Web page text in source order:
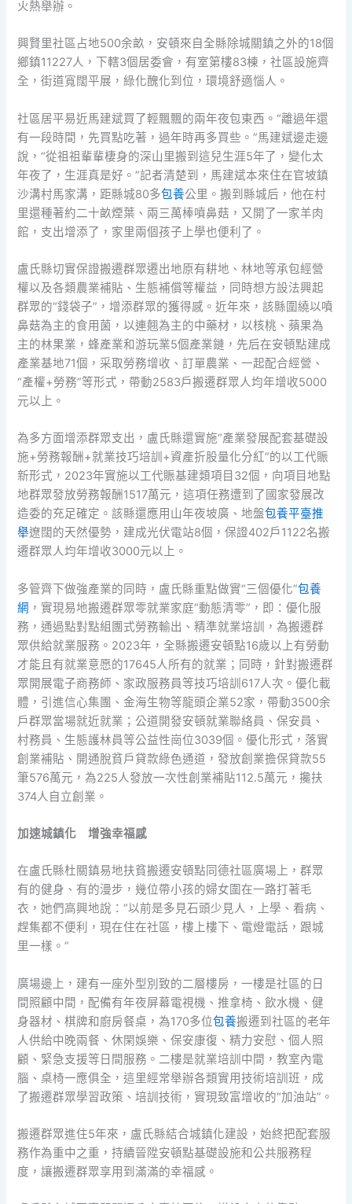
火熱舉辦。
興賢里社區占地500余畝，安頓來自全縣除城關鎮之外的18個
鄉鎮11227人，下轄3個居委會，有室第樓83棟，社區設施齊
全，街道寬闊平展，綠化醜化到位，環境舒適惱人。
社區居平易近馬建斌買了輕飄飄的兩年夜包東西。“離過年還
有一段時間，先買點吃著，過年時再多買些。”馬建斌邊走邊
說，“從祖祖輩輩棲身的深山里搬到這兒生涯5年了，變化太
年夜了，生涯真是好。”記者清楚到，馬建斌本來住在官坡鎮
沙溝村馬家溝，距縣城80多包養公里。搬到縣城后，他在村
里還種著約二十畝煙葉、兩三萬棒噴鼻菇，又開了一家羊肉
館，支出增添了，家里兩個孩子上學也便利了。
盧氏縣切實保證搬遷群眾遷出地原有耕地、林地等承包經營
權以及各類農業補貼、生態補償等權益，同時想方設法興起
群眾的“錢袋子”，增添群眾的獲得感。近年來，該縣圍繞以噴
鼻菇為主的食用菌，以連翹為主的中藥材，以核桃、蘋果為
主的林果業，蜂產業和游玩業5個產業鏈，先后在安頓點建成
產業基地71個，采取勞務增收、訂單農業、一起配合經營、
“產權+勞務”等形式，帶動2583戶搬遷群眾人均年增收5000
元以上。
為多方面增添群眾支出，盧氏縣還實施“產業發展配套基礎設
施+勞務報酬+就業技巧培訓+資產折股量化分紅”的以工代賑
新形式，2023年實施以工代賑基建類項目32個，向項目地點
地群眾發放勞務報酬1517萬元，這項任務遭到了國家發展改
造委的充足確定。該縣還應用山年夜坡廣、地盤包養平臺推
舉遼闊的天然優勢，建成光伏電站8個，保證402戶1122名搬
遷群眾人均年增收3000元以上。
多管齊下做強產業的同時，盧氏縣重點做實“三個優化”包養
網 ，實現易地搬遷群眾零就業家庭“動態清零”，即：優化服
務，通過點對點組團式勞務輸出、精準就業培訓，為搬遷群
眾供給就業服務。2023年，全縣搬遷安頓點16歲以上有勞動
才能且有就業意愿的17645人所有的就業；同時，針對搬遷群
眾開展電子商務師、家政服務員等技巧培訓617人次。優化載
體，引進信心集團、金海生物等龍頭企業52家，帶動3500余
戶群眾當場就近就業；公道開發安頓就業聯絡員、保安員、
村務員、生態護林員等公益性崗位3039個。優化形式，落實
創業補貼、開通脫貧戶貸款綠色通道，發放創業擔保貸款55
筆576萬元，為225人發放一次性創業補貼112.5萬元，攙扶
374人自立創業。
加速城鎮化 增強幸福感
在盧氏縣杜關鎮易地扶貧搬遷安頓點同德社區廣場上，群眾
有的健身、有的漫步，幾位帶小孩的婦女圍在一路打著毛
衣，她們高興地說：“以前是多見石頭少見人，上學、看病、
趕集都不便利，現在住在社區，樓上樓下、電燈電話，跟城
里一樣。”
廣場邊上，建有一座外型別致的二層樓房，一樓是社區的日
間照顧中間，配備有年夜屏幕電視機、推拿椅、飲水機、健
身器材、棋牌和廚房餐桌，為170多位包養搬遷到社區的老年
人供給中晚兩餐、休閑娛樂、保安康復、精力安慰、個人照
顧、緊急支援等日間服務。二樓是就業培訓中間，教室內電
腦、桌椅一應俱全，這里經常舉辦各類實用技術培訓班，成
了搬遷群眾學習政策、培訓技術，實現致富增收的“加油站”。
搬遷群眾進住5年來，盧氏縣結合城鎮化建設，始終把配套服
務作為重中之重，持續晉陞安頓點基礎設施和公共服務程
度，讓搬遷群眾享用到滿滿的幸福感。